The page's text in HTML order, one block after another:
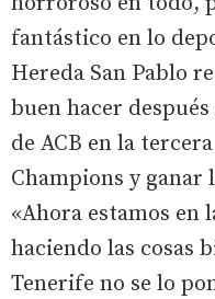
fantástico en lo
Hereda San Pablo
buen hacer
de ACB en la
Champions y
«Ahora estamos en
haciendo las cosas
Tenerife no se lo